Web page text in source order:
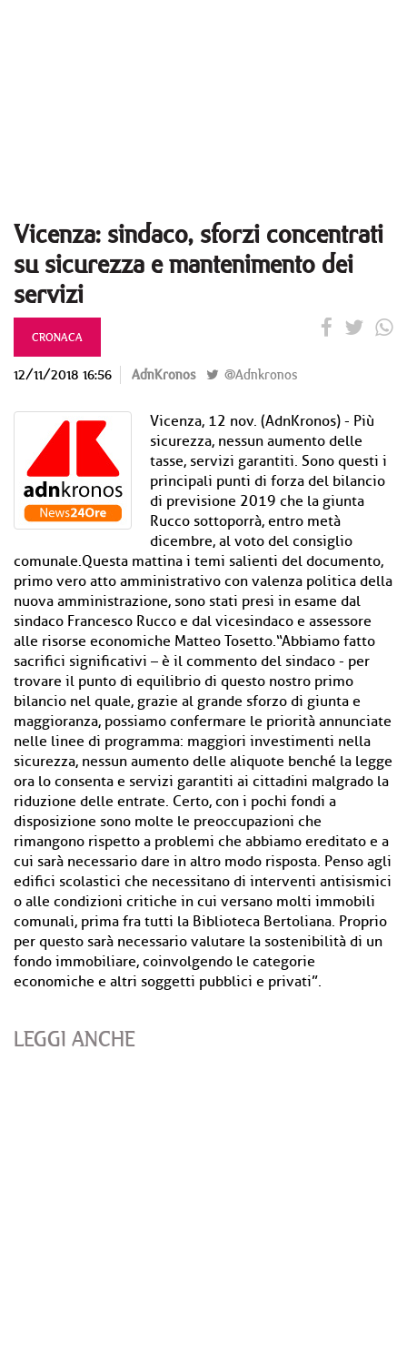
Vicenza: sindaco, sforzi concentrati
su sicurezza e mantenimento dei
servizi
CRONACA
12/11/2018 16:56 AdnKronos @Adnkronos
Vicenza, 12 nov. (AdnKronos) - Più
sicurezza, nessun aumento delle
tasse, servizi garantiti. Sono questi i
principali punti di forza del bilancio
di previsione 2019 che la giunta
Rucco sottoporrà, entro metà
dicembre, al voto del consiglio
comunale.Questa mattina i temi salienti del documento,
primo vero atto amministrativo con valenza politica della
nuova amministrazione, sono stati presi in esame dal
sindaco Francesco Rucco e dal vicesindaco e assessore
alle risorse economiche Matteo Tosetto.“Abbiamo fatto
sacrifici significativi – è il commento del sindaco - per
trovare il punto di equilibrio di questo nostro primo
bilancio nel quale, grazie al grande sforzo di giunta e
maggioranza, possiamo confermare le priorità annunciate
nelle linee di programma: maggiori investimenti nella
sicurezza, nessun aumento delle aliquote benché la legge
ora lo consenta e servizi garantiti ai cittadini malgrado la
riduzione delle entrate. Certo, con i pochi fondi a
disposizione sono molte le preoccupazioni che
rimangono rispetto a problemi che abbiamo ereditato e a
cui sarà necessario dare in altro modo risposta. Penso agli
edifici scolastici che necessitano di interventi antisismici
o alle condizioni critiche in cui versano molti immobili
comunali, prima fra tutti la Biblioteca Bertoliana. Proprio
per questo sarà necessario valutare la sostenibilità di un
fondo immobiliare, coinvolgendo le categorie
economiche e altri soggetti pubblici e privati”.
LEGGI ANCHE